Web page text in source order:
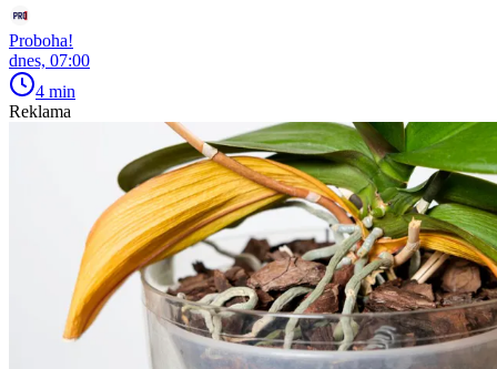
Proboha!
dnes, 07:00
4 min
Reklama